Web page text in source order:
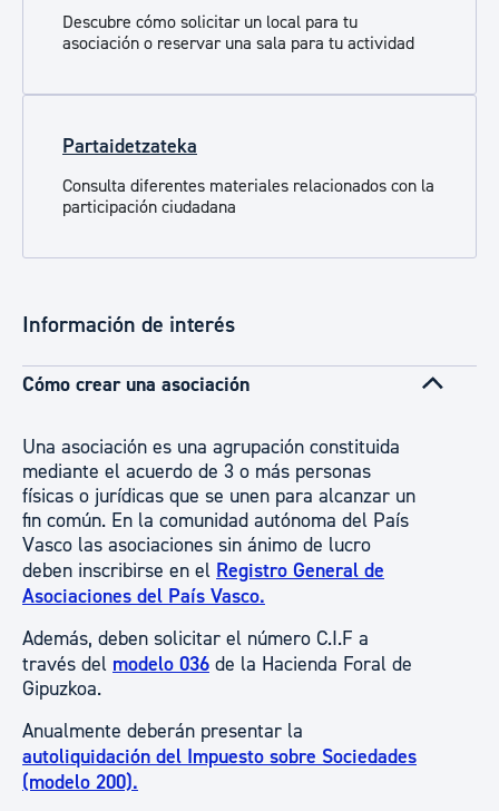
Descubre cómo solicitar un local para tu
asociación o reservar una sala para tu actividad
Partaidetzateka
Consulta diferentes materiales relacionados con la
participación ciudadana
Información de interés
Cómo crear una asociación
Una asociación es una agrupación constituida
mediante el acuerdo de 3 o más personas
físicas o jurídicas que se unen para alcanzar un
fin común. En la comunidad autónoma del País
Vasco las asociaciones sin ánimo de lucro
deben inscribirse en el Registro General de
Asociaciones del País Vasco.
Además, deben solicitar el número C.I.F a
través del modelo 036 de la Hacienda Foral de
Gipuzkoa.
Anualmente deberán presentar la
autoliquidación del Impuesto sobre Sociedades
(modelo 200).